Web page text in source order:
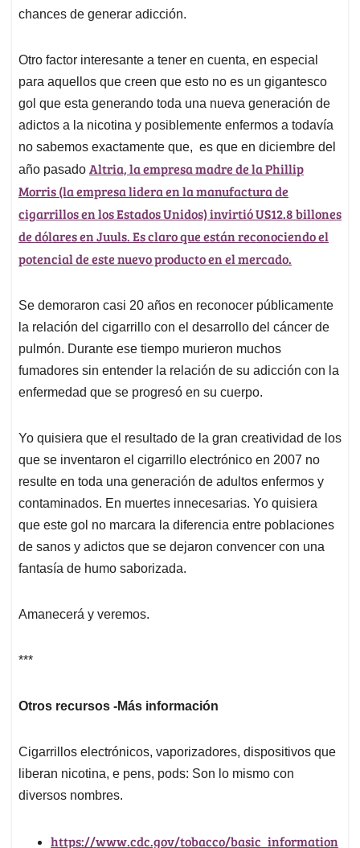
chances de generar adicción.
Otro factor interesante a tener en cuenta, en especial
para aquellos que creen que esto no es un gigantesco
gol que esta generando toda una nueva generación de
adictos a la nicotina y posiblemente enfermos a todavía
no sabemos exactamente que, es que en diciembre del
año pasado Altria, la empresa madre de la Phillip
Morris (la empresa lidera en la manufactura de
cigarrillos en los Estados Unidos) invirtió US12.8 billones
de dólares en Juuls. Es claro que están reconociendo el
potencial de este nuevo producto en el mercado.
Se demoraron casi 20 años en reconocer públicamente
la relación del cigarrillo con el desarrollo del cáncer de
pulmón. Durante ese tiempo murieron muchos
fumadores sin entender la relación de su adicción con la
enfermedad que se progresó en su cuerpo.
Yo quisiera que el resultado de la gran creatividad de los
que se inventaron el cigarrillo electrónico en 2007 no
resulte en toda una generación de adultos enfermos y
contaminados. En muertes innecesarias. Yo quisiera
que este gol no marcara la diferencia entre poblaciones
de sanos y adictos que se dejaron convencer con una
fantasía de humo saborizada.
Amanecerá y veremos.
***
Otros recursos -Más información
Cigarrillos electrónicos, vaporizadores, dispositivos que
liberan nicotina, e pens, pods: Son lo mismo con
diversos nombres.
https://www.cdc.gov/tobacco/basic_information